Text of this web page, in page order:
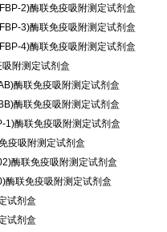
2)酶联免疫吸附测定试剂盒
3)酶联免疫吸附测定试剂盒
4)酶联免疫吸附测定试剂盒
附测定试剂盒
酶联免疫吸附测定试剂盒
酶联免疫吸附测定试剂盒
1)酶联免疫吸附测定试剂盒
疫吸附测定试剂盒
酶联免疫吸附测定试剂盒
酶联免疫吸附测定试剂盒
试剂盒
试剂盒